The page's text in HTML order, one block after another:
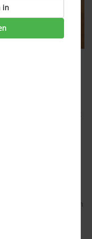
dan losse diensten
krijg je
voor een vaste
voor losse
per provider. We
informatie hebt
hoeven we niet
maar, want dat
moment dat er
bezet en kon
zie je de
in